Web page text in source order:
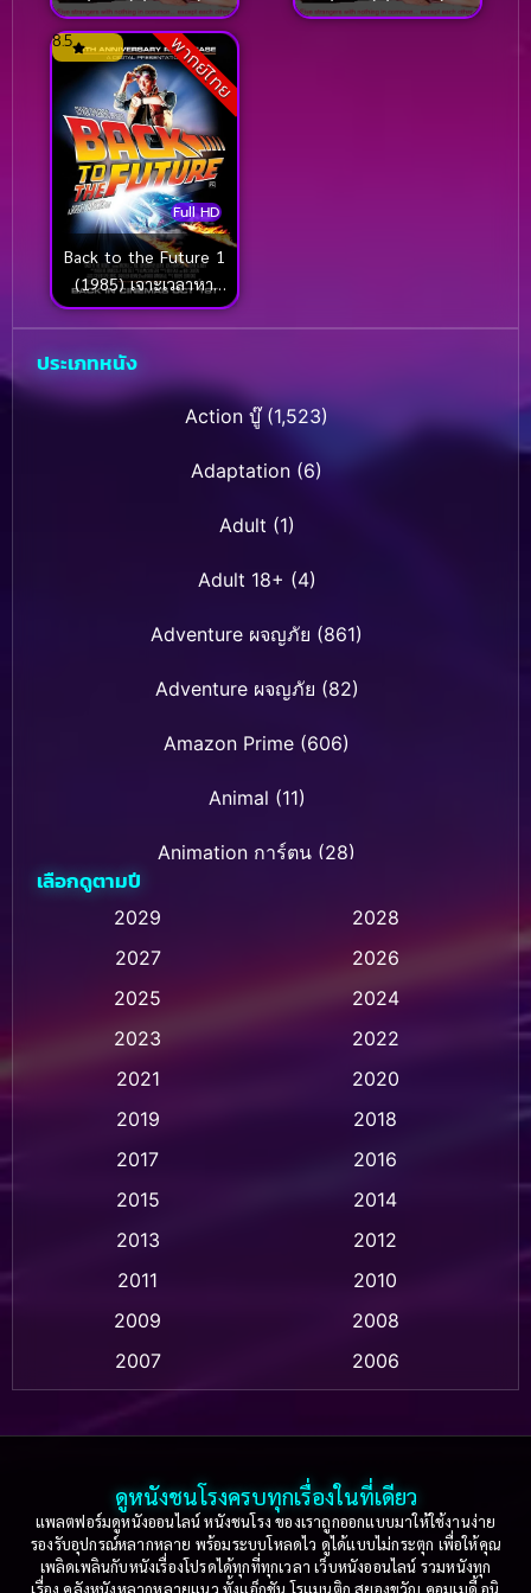
พากย์ไทย
Full HD
8.5
Back to the Future 1
(1985) เจาะเวลาหา
อดีต ภาค 1
ประเภทหนัง
Action บู๊(1,523)
Adaptation (6)
Adult (1)
Adult 18+ (4)
Adventure ผจญภัย (861)
Adventure ผจญภัย (82)
Amazon Prime (606)
Animal (11)
Animation การ์ตูน (28)
Animation การ์ตูน (232)
Animation การ์ตูน (32)
Animation แอนิเมชัน (1)
Animation แอนิเมชั่น (1)
Based on a True Story เรื่องจริง(36)
Based on Novel(16)
Betrayal(1)
เลือกดูตามปี
2029
2028
2027
2026
2025
2024
2023
2022
2021
2020
2019
2018
2017
2016
2015
2014
2013
2012
2011
2010
2009
2008
2007
2006
2003
2002
2001
2000
1999
1998
1997
1996
ดูหนังชนโรงครบทุกเรื่องในที่เดียว
แพลตฟอร์มดูหนังออนไลน์ หนังชนโรง ของเราถูกออกแบบมาให้ใช้งานง่าย
รองรับอุปกรณ์หลากหลาย พร้อมระบบโหลดไว ดูได้แบบไม่กระตุก เพื่อให้คุณ
เพลิดเพลินกับหนังเรื่องโปรดได้ทุกที่ทุกเวลา เว็บหนังออนไลน์ รวมหนังทุก
เรื่อง คลังหนังหลากหลายแนว ทั้งแอ็กชัน โรแมนติก สยองขวัญ คอมเมดี้ อนิ